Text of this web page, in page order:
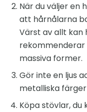
När du väljer en
att hårnålarna
Värst av allt kan
massiva former.
Gör inte en ljus
metalliska
Köpa stövlar,